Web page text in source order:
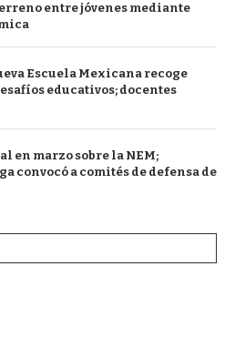
entre jóvenes mediante
Escuela Mexicana recoge
educativos; docentes
en marzo sobre la NEM;
convocó a comités de defensa de